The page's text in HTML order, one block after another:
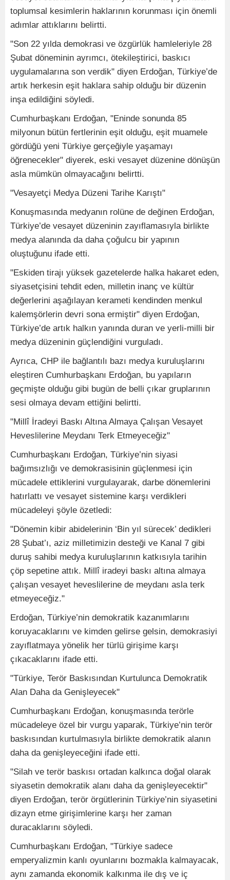
toplumsal kesimlerin haklarının korunması için önemli
adımlar attıklarını belirtti.
"Son 22 yılda demokrasi ve özgürlük hamleleriyle 28
Şubat döneminin ayrımcı, ötekileştirici, baskıcı
uygulamalarına son verdik" diyen Erdoğan, Türkiye’de
artık herkesin eşit haklara sahip olduğu bir düzenin
inşa edildiğini söyledi.
Cumhurbaşkanı Erdoğan, "Eninde sonunda 85
milyonun bütün fertlerinin eşit olduğu, eşit muamele
gördüğü yeni Türkiye gerçeğiyle yaşamayı
öğrenecekler" diyerek, eski vesayet düzenine dönüşün
asla mümkün olmayacağını belirtti.
"Vesayetçi Medya Düzeni Tarihe Karıştı"
Konuşmasında medyanın rolüne de değinen Erdoğan,
Türkiye’de vesayet düzeninin zayıflamasıyla birlikte
medya alanında da daha çoğulcu bir yapının
oluştuğunu ifade etti.
"Eskiden tirajı yüksek gazetelerde halka hakaret eden,
siyasetçisini tehdit eden, milletin inanç ve kültür
değerlerini aşağılayan kerameti kendinden menkul
kalemşörlerin devri sona ermiştir" diyen Erdoğan,
Türkiye’de artık halkın yanında duran ve yerli-milli bir
medya düzeninin güçlendiğini vurguladı.
Ayrıca, CHP ile bağlantılı bazı medya kuruluşlarını
eleştiren Cumhurbaşkanı Erdoğan, bu yapıların
geçmişte olduğu gibi bugün de belli çıkar gruplarının
sesi olmaya devam ettiğini belirtti.
"Millî İradeyi Baskı Altına Almaya Çalışan Vesayet
Heveslilerine Meydanı Terk Etmeyeceğiz"
Cumhurbaşkanı Erdoğan, Türkiye’nin siyasi
bağımsızlığı ve demokrasisinin güçlenmesi için
mücadele ettiklerini vurgulayarak, darbe dönemlerini
hatırlattı ve vesayet sistemine karşı verdikleri
mücadeleyi şöyle özetledi:
"Dönemin kibir abidelerinin ‘Bin yıl sürecek’ dedikleri
28 Şubat’ı, aziz milletimizin desteği ve Kanal 7 gibi
duruş sahibi medya kuruluşlarının katkısıyla tarihin
çöp sepetine attık. Millî iradeyi baskı altına almaya
çalışan vesayet heveslilerine de meydanı asla terk
etmeyeceğiz."
Erdoğan, Türkiye’nin demokratik kazanımlarını
koruyacaklarını ve kimden gelirse gelsin, demokrasiyi
zayıflatmaya yönelik her türlü girişime karşı
çıkacaklarını ifade etti.
"Türkiye, Terör Baskısından Kurtulunca Demokratik
Alan Daha da Genişleyecek"
Cumhurbaşkanı Erdoğan, konuşmasında terörle
mücadeleye özel bir vurgu yaparak, Türkiye’nin terör
baskısından kurtulmasıyla birlikte demokratik alanın
daha da genişleyeceğini ifade etti.
"Silah ve terör baskısı ortadan kalkınca doğal olarak
siyasetin demokratik alanı daha da genişleyecektir"
diyen Erdoğan, terör örgütlerinin Türkiye’nin siyasetini
dizayn etme girişimlerine karşı her zaman
duracaklarını söyledi.
Cumhurbaşkanı Erdoğan, "Türkiye sadece
emperyalizmin kanlı oyunlarını bozmakla kalmayacak,
aynı zamanda ekonomik kalkınma ile dış ve iç